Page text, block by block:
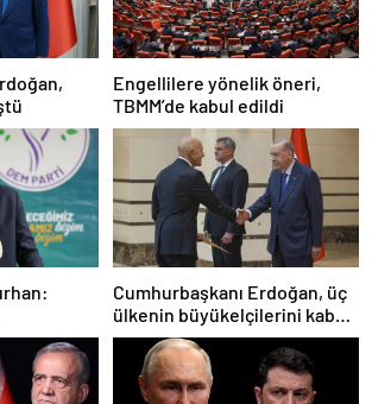
Engellilere yönelik öneri,
TBMM’de kabul edildi
Cumhurbaşkanı Erdoğan, üç
ülkenin büyükelçilerini kabul
etti